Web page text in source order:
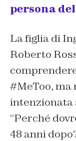
persona
La figlia di
Roberto
#MeToo, ma
intenzionata
“Perché
48 anni